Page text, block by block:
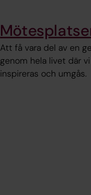
Att få vara del av en
genom hela livet där
inspireras och umgås.